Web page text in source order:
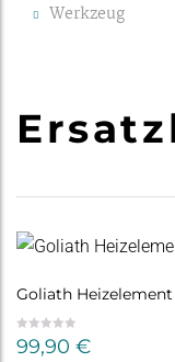
Werkzeug
Goliath Heizelement
99,90 €